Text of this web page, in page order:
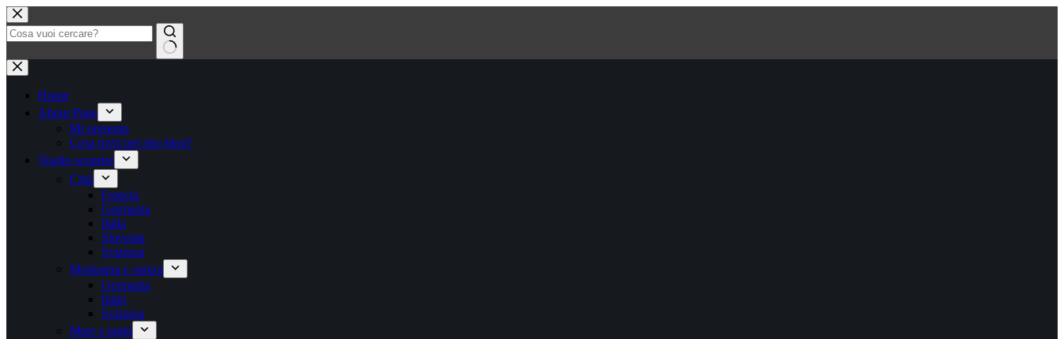
Salta
al
contenuto
Nessun
risultato
Home
About Page
Mi presento
Cosa trovi nel mio blog?
Voglio scoprire
Città
Francia
Germania
Italia
Slovenia
Svizzera
Montagna e natura
Germania
Italia
Svizzera
Mare e laghi